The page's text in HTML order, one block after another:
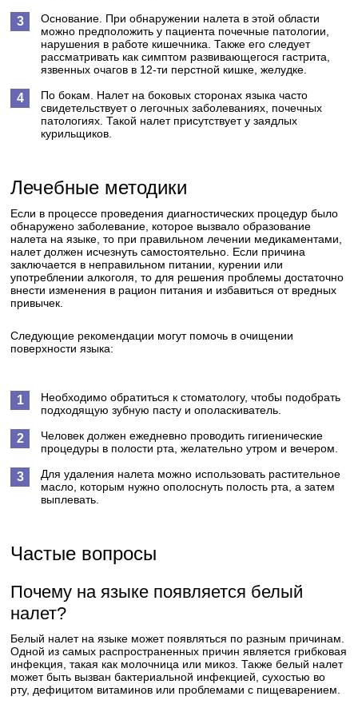
Основание. При обнаружении налета в этой области
можно предположить у пациента почечные патологии,
нарушения в работе кишечника. Также его следует
рассматривать как симптом развивающегося гастрита,
язвенных очагов в 12-ти перстной кишке, желудке.
По бокам. Налет на боковых сторонах языка часто
свидетельствует о легочных заболеваниях, почечных
патологиях. Такой налет присутствует у заядлых
курильщиков.
Лечебные методики
Если в процессе проведения диагностических процедур было
обнаружено заболевание, которое вызвало образование
налета на языке, то при правильном лечении медикаментами,
налет должен исчезнуть самостоятельно. Если причина
заключается в неправильном питании, курении или
употреблении алкоголя, то для решения проблемы достаточно
внести изменения в рацион питания и избавиться от вредных
привычек.
Следующие рекомендации могут помочь в очищении
поверхности языка:
Необходимо обратиться к стоматологу, чтобы подобрать
подходящую зубную пасту и ополаскиватель.
Человек должен ежедневно проводить гигиенические
процедуры в полости рта, желательно утром и вечером.
Для удаления налета можно использовать растительное
масло, которым нужно ополоснуть полость рта, а затем
выплевать.
Частые вопросы
Почему на языке появляется белый
налет?
Белый налет на языке может появляться по разным причинам.
Одной из самых распространенных причин является грибковая
инфекция, такая как молочница или микоз. Также белый налет
может быть вызван бактериальной инфекцией, сухостью во
рту, дефицитом витаминов или проблемами с пищеварением.